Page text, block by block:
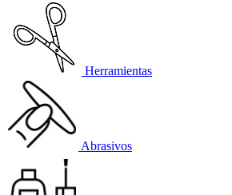
Herramientas
Abrasivos